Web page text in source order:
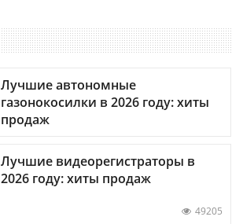
Лучшие автономные
газонокосилки в 2026 году: хиты
продаж
Лучшие видеорегистраторы в
2026 году: хиты продаж
49205